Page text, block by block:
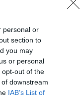
personal or
section to
you may
or personal
opt-out of the
downstream
IAB’s List of
1
ofrecen y
2 ¿AMP
3 Revisión